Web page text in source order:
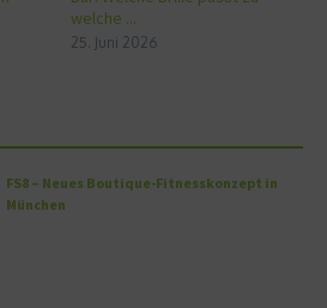
welche ...
25. Juni 2026
FS8 – Neues Boutique-Fitnesskonzept in
München